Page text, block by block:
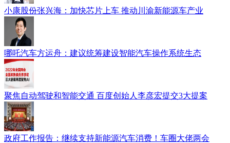
小康股份张兴海：加快芯片上车 推动川渝新能源车产业
哪吒汽车方运舟：建议统筹建设智能汽车操作系统生态
聚焦自动驾驶和智能交通 百度创始人李彦宏提交3大提案
政府工作报告：继续支持新能源汽车消费！车圈大佬两会